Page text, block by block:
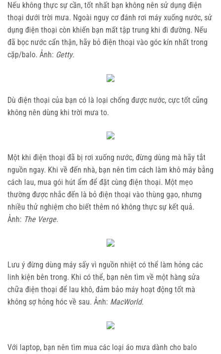
Nếu không thực sự cần, tốt nhất bạn không nên sử dụng điện
thoại dưới trời mưa. Ngoài nguy cơ đánh rơi máy xuống nước, sử
dụng điện thoại còn khiến bạn mất tập trung khi đi đường. Nếu
đã bọc nước cẩn thận, hãy bỏ điện thoại vào góc kín nhất trong
cặp/balo. Ảnh: Getty.
Dù điện thoại của bạn có là loại chống được nước, cực tốt cũng
không nên dùng khi trời mưa to.
Một khi điện thoại đã bị rơi xuống nước, đừng dùng mà hãy tắt
nguồn ngay. Khi về đến nhà, bạn nên tìm cách làm khô máy bằng
cách lau, mua gói hút ẩm để đặt cùng điện thoại. Một mẹo
thường được nhắc đến là bỏ điện thoại vào thùng gạo, nhưng
nhiều thử nghiệm cho biết thêm nó không thực sự kết quả.
Ảnh: The Verge.
Lưu ý đừng dùng máy sấy vì nguồn nhiệt có thể làm hỏng các
linh kiện bên trong. Khi có thể, bạn nên tìm về một hàng sửa
chữa điện thoại để lau khô, đảm bảo máy hoạt động tốt mà
không sợ hỏng hóc về sau. Ảnh: MacWorld.
Với laptop, bạn nên tìm mua các loại áo mưa dành cho balo